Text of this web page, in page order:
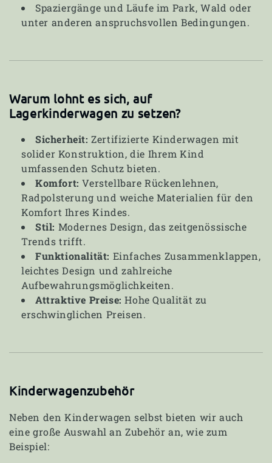
Spaziergänge und Läufe im Park, Wald oder
unter anderen anspruchsvollen Bedingungen.
Warum lohnt es sich, auf
Lagerkinderwagen zu setzen?
Sicherheit: Zertifizierte Kinderwagen mit
solider Konstruktion, die Ihrem Kind
umfassenden Schutz bieten.
Komfort: Verstellbare Rückenlehnen,
Radpolsterung und weiche Materialien für den
Komfort Ihres Kindes.
Stil: Modernes Design, das zeitgenössische
Trends trifft.
Funktionalität: Einfaches Zusammenklappen,
leichtes Design und zahlreiche
Aufbewahrungsmöglichkeiten.
Attraktive Preise: Hohe Qualität zu
erschwinglichen Preisen.
Kinderwagenzubehör
Neben den Kinderwagen selbst bieten wir auch
eine große Auswahl an Zubehör an, wie zum
Beispiel: